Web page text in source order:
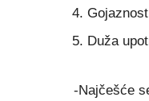
Duža
-Najčešće